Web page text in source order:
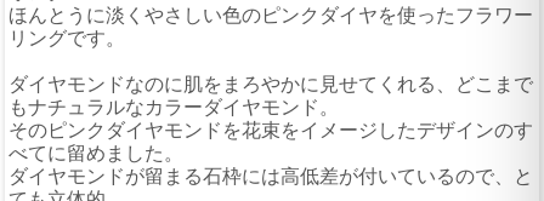
ほんとうに淡くやさしい色のピンクダイヤを使ったフラワー
リングです。
ダイヤモンドなのに肌をまろやかに見せてくれる、どこまで
もナチュラルなカラーダイヤモンド。
そのピンクダイヤモンドを花束をイメージしたデザインのす
べてに留めました。
ダイヤモンドが留まる石枠には高低差が付いているので、と